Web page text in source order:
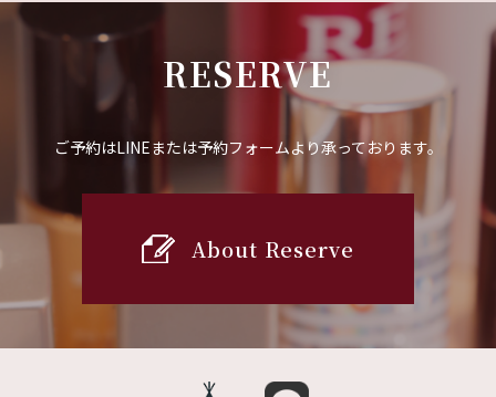
RESERVE
ご予約はLINEまたは予約フォームより承っております。
About Reserve